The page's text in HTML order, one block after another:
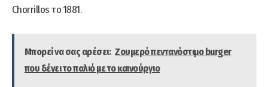
Chorrillos το 1881.
Μπορεί να σας αρέσει: Ζουμερό πεντανόστιμο burger
που δένει το παλιό με το καινούργιο